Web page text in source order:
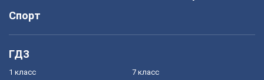
Спорт
ГДЗ
1 класс 7 класс